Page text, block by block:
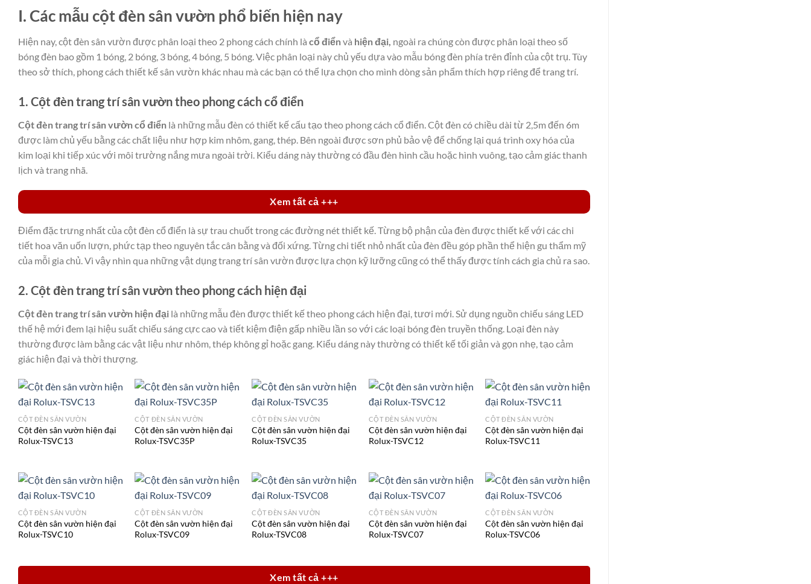
I. Các mẫu cột đèn sân vườn phổ biến hiện nay
Hiện nay, cột đèn sân vườn được phân loại theo 2 phong cách chính là cổ điểnvà hiện đại, ngoài ra chúng còn được phân loại theo số
bóng đèn bao gồm 1 bóng, 2 bóng, 3 bóng, 4 bóng, 5 bóng. Việc phân loại này chủ yếu dựa vào mẫu bóng đèn phía trên đỉnh của cột trụ. Tùy
theo sở thích, phong cách thiết kế sân vườn khác nhau mà các bạn có thể lựa chọn cho mình dòng sản phẩm thích hợp riêng để trang trí.
1. Cột đèn trang trí sân vườn theo phong cách cổ điển
Cột đèn trang trí sân vườn cổ điển là những mẫu đèn có thiết kế cấu tạo theo phong cách cổ điển. Cột đèn có chiều dài từ 2,5m đến 6m
được làm chủ yếu bằng các chất liệu như hợp kim nhôm, gang, thép. Bên ngoài được sơn phủ bảo vệ để chống lại quá trình oxy hóa của
kim loại khi tiếp xúc với môi trường nắng mưa ngoài trời. Kiểu dáng này thường có đầu đèn hình cầu hoặc hình vuông, tạo cảm giác thanh
lịch và trang nhã.
Xem tất cả +++
Điểm đặc trưng nhất của cột đèn cổ điển là sự trau chuốt trong các đường nét thiết kế. Từng bộ phận của đèn được thiết kế với các chi
tiết hoa văn uốn lượn, phức tạp theo nguyên tắc cân bằng và đối xứng. Từng chi tiết nhỏ nhất của đèn đều góp phần thể hiện gu thẩm mỹ
của mỗi gia chủ. Vì vậy nhìn qua những vật dụng trang trí sân vườn được lựa chọn kỹ lưỡng cũng có thể thấy được tính cách gia chủ ra sao.
2. Cột đèn trang trí sân vườn theo phong cách hiện đại
Cột đèn trang trí sân vườn hiện đại là những mẫu đèn được thiết kế theo phong cách hiện đại, tươi mới. Sử dụng nguồn chiếu sáng LED
thế hệ mới đem lại hiệu suất chiếu sáng cực cao và tiết kiệm điện gấp nhiều lần so với các loại bóng đèn truyền thống. Loại đèn này
thường được làm bằng các vật liệu như nhôm, thép không gỉ hoặc gang. Kiểu dáng này thường có thiết kế tối giản và gọn nhẹ, tạo cảm
giác hiện đại và thời thượng.
CỘT ĐÈN SÂN VƯỜN
Cột đèn sân vườn hiện đại
Rolux-TSVC13
CỘT ĐÈN SÂN VƯỜN
Cột đèn sân vườn hiện đại
Rolux-TSVC35P
CỘT ĐÈN SÂN VƯỜN
Cột đèn sân vườn hiện đại
Rolux-TSVC35
CỘT ĐÈN SÂN VƯỜN
Cột đèn sân vườn hiện đại
Rolux-TSVC12
CỘT ĐÈN SÂN VƯỜN
Cột đèn sân vườn hiện đại
Rolux-TSVC11
CỘT ĐÈN SÂN VƯỜN
Cột đèn sân vườn hiện đại
Rolux-TSVC10
CỘT ĐÈN SÂN VƯỜN
Cột đèn sân vườn hiện đại
Rolux-TSVC09
CỘT ĐÈN SÂN VƯỜN
Cột đèn sân vườn hiện đại
Rolux-TSVC08
CỘT ĐÈN SÂN VƯỜN
Cột đèn sân vườn hiện đại
Rolux-TSVC07
CỘT ĐÈN SÂN VƯỜN
Cột đèn sân vườn hiện đại
Rolux-TSVC06
Xem tất cả +++